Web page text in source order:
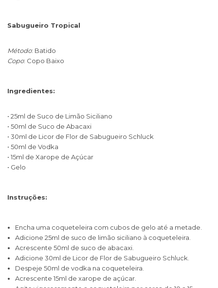
Sabugueiro Tropical
Método: Batido
Copo: Copo Baixo
Ingredientes:
• 25ml de Suco de Limão Siciliano
• 50ml de Suco de Abacaxi
• 30ml de Licor de Flor de Sabugueiro Schluck
• 50ml de Vodka
• 15ml de Xarope de Açúcar
• Gelo
Instruções:
Encha uma coqueteleira com cubos de gelo até a metade.
Adicione 25ml de suco de limão siciliano à coqueteleira.
Acrescente 50ml de suco de abacaxi.
Adicione 30ml de Licor de Flor de Sabugueiro Schluck.
Despeje 50ml de vodka na coqueteleira.
Acrescente 15ml de xarope de açúcar.